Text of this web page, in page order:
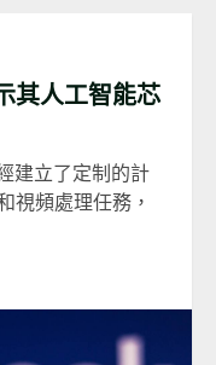
其人工智能芯
建立了定制的計
視頻處理任務，